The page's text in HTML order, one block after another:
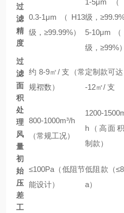
过
滤
精
度
0.3-1μm（H13
级，≥99.99%）
1-5μm（
级，≥99.9%
5-10μm
级，≥99%）
过
滤
面
积
约 8-9㎡/ 支（常
规褶数）
定制款可
-12㎡/ 支
处
理
风
量
800-1000m³/h
（常规工况）
1200-
h（高面
制款）
初
始
压
差
≤100Pa（低阻节
能设计）
低阻款（
a）
工